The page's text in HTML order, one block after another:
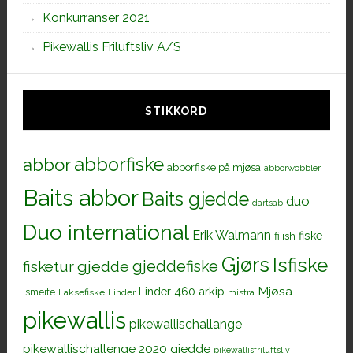
Konkurranser 2021
Pikewallis Friluftsliv A/S
STIKKORD
abborabborfiske abborfiske på mjøsa abborwobbler
Baits abbor Baits gjedde dartsab duo
Duo international Erik Walmann fiiish fiske
fisketurgjedde gjeddefiske Gjørs Isfiske
Ismeite Laksefiske Linder Linder 460 arkip mistra Mjøsa
pikewallis pikewallischallange
pikewallischallenge 2020 gjedde pikewallisfriluftsliv